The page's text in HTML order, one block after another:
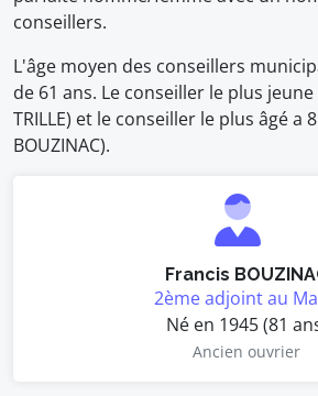
conseillers.
L'âge moyen des conseillers
de 61 ans. Le conseiller le plus
TRILLE) et le conseiller le plus âgé a
BOUZINAC).
Francis
2ème adjoint au
Né en 1945 (81
Ancien ouvrier